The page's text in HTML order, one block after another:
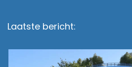
Laatste bericht: